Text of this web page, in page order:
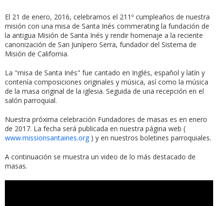
El 21 de enero, 2016, celebramos el 211º cumpleaños de nuestra
misión con una misa de Santa Inés commerating la fundación de
la antigua Misión de Santa Inés y rendir homenaje a la reciente
canonización de San Junípero Serra, fundador del Sistema de
Misión de California.
La "misa de Santa Inés" fue cantado en Inglés, español y latín y
contenía composiciones originales y música, así como la música
de la masa original de la iglesia. Seguida de una recepción en el
salón parroquial.
Nuestra próxima celebración Fundadores de masas es en enero
de 2017. La fecha será publicada en nuestra página web (
www.missionsantaines.org) y en nuestros boletines parroquiales.
A continuación se muestra un video de lo más destacado de
masas.